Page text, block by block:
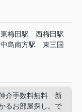
東梅田駅
西梅田駅
島南方駅
東三国
介手数料無料 新
るお部屋探し。で